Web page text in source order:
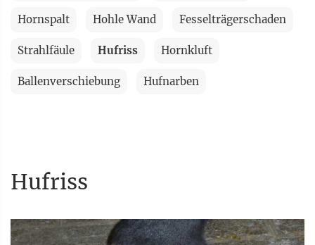
Hornspalt Hohle Wand Fesselträgerschaden
Strahlfäule Hufriss Hornkluft
Ballenverschiebung Hufnarben
Hufriss